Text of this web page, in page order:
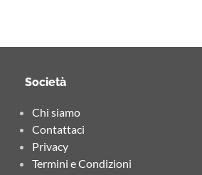
Società
Chi siamo
Contattaci
Privacy
Termini e Condizioni